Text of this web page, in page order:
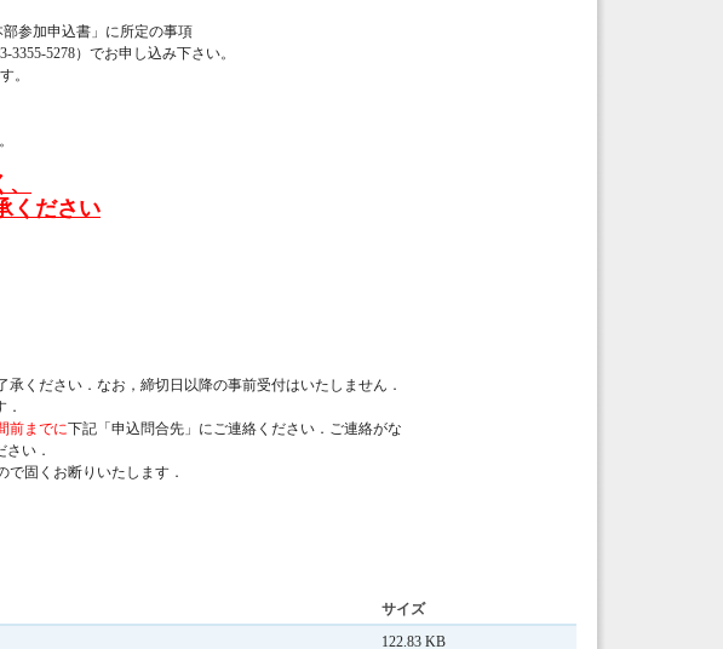
部参加申込書」に所定の事項
5278）でお申し込み下さい。
。
ください
ださい．なお，締切日以降の事前受付はいたしません．
前までに下記「申込問合先」にご連絡ください．ご連絡がな
い．
固くお断りいたします．
サイズ
122.83 KB